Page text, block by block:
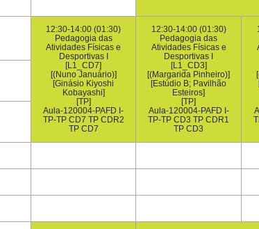
12:30-14:00 (01:30)
Pedagogia das
Atividades Físicas e
Desportivas I
[L1_CD7]
[(Nuno Januário)]
[Ginásio Kiyoshi
Kobayashi]
[TP]
Aula-120004-PAFD I-
TP-TP CD7 TP CDR2
TP CD7
12:30-14:00 (01:30)
Pedagogia das
Atividades Físicas e
Desportivas I
[L1_CD3]
[(Margarida Pinheiro)]
[Estúdio B; Pavilhão
Esteiros]
[TP]
Aula-120004-PAFD I-
TP-TP CD3 TP CDR1
TP CD3